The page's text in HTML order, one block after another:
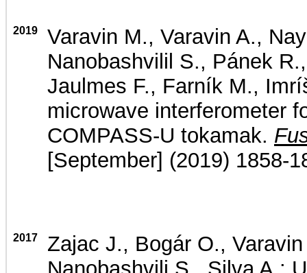
2019
Varavin M., Varavin A.,
Nanobashvilil S., Pánek
Jaulmes F., Farník M.,
microwave interferometer
COMPASS-U tokamak.
[September] (2019) 1858-
2017
Zajac J., Bogár O.,